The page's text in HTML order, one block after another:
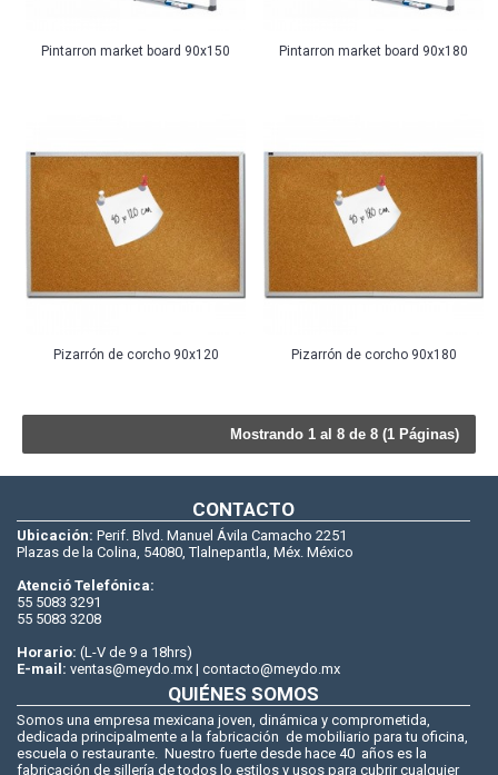
Pintarron market board 90x150 Pintarron market board 90x180
Pizarrón de corcho 90x120 Pizarrón de corcho 90x180
Mostrando 1 al 8 de 8 (1 Páginas)
CONTACTO
Ubicación: Perif. Blvd. Manuel Ávila Camacho 2251
Plazas de la Colina, 54080, Tlalnepantla, Méx. México
Atenció Telefónica:
55 5083 3291
55 5083 3208
Horario: (L-V de 9 a 18hrs)
E-mail: ventas@meydo.mx | contacto@meydo.mx
QUIÉNES SOMOS
Somos una empresa mexicana joven, dinámica y comprometida,
dedicada principalmente a la fabricación de mobiliario para tu oficina,
escuela o restaurante. Nuestro fuerte desde hace 40 años es la
fabricación de sillería de todos lo estilos y usos para cubrir cualquier